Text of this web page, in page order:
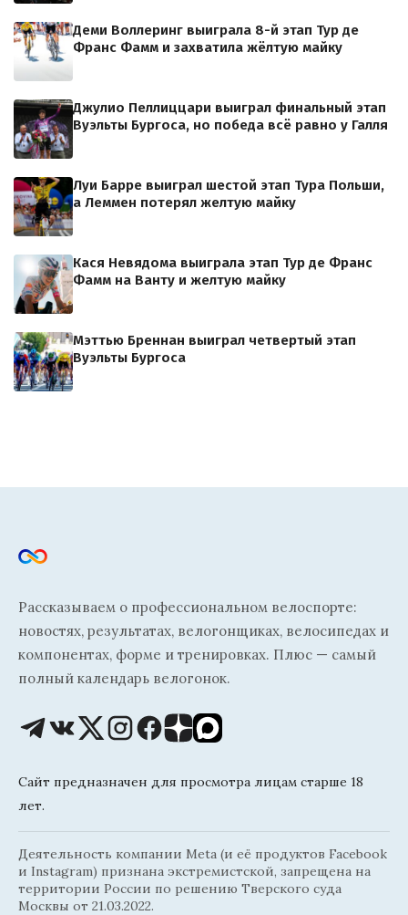
Деми Воллеринг выиграла 8-й этап Тур де
Франс Фамм и захватила жёлтую майку
Джулио Пеллиццари выиграл финальный этап
Вуэльты Бургоса, но победа всё равно у Галля
Луи Барре выиграл шестой этап Тура Польши,
а Леммен потерял желтую майку
Кася Невядома выиграла этап Тур де Франс
Фамм на Ванту и желтую майку
Мэттью Бреннан выиграл четвертый этап
Вуэльты Бургоса
Рассказываем о профессиональном велоспорте:
новостях, результатах, велогонщиках, велосипедах и
компонентах, форме и тренировках. Плюс — самый
полный календарь велогонок.
Сайт предназначен для просмотра лицам старше 18
лет.
Деятельность компании Meta (и её продуктов Facebook
и Instagram) признана экстремистской, запрещена на
территории России по решению Тверского суда
Москвы от 21.03.2022.